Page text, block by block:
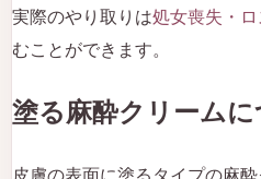
実際のやり取りは処女喪失・
むことができます。
塗る麻酔クリームに
皮膚の表面に塗るタイプの麻